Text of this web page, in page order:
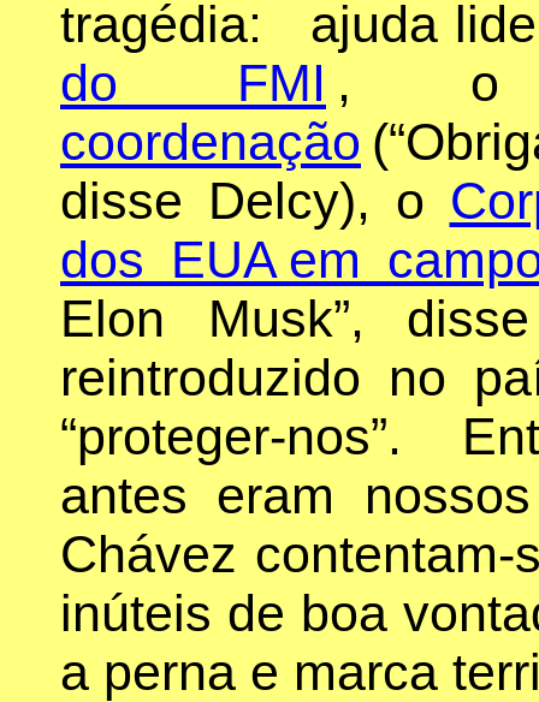
tragédia: ajuda
do FMI ,
coordenação
disse Delcy), o
dos EUA em
Elon Musk”,
reintroduzido no
“proteger-nos”.
antes eram
Chávez
inúteis de boa
a perna e marca